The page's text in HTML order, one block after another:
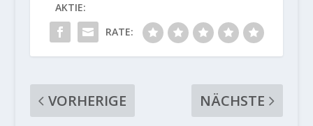
AKTIE:
RATE:
VORHERIGE
NÄCHSTE